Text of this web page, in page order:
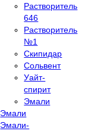
Растворитель
646
Растворитель
№1
Скипидар
Сольвент
Уайт-
спирит
Эмали
Эмали
Эмали-